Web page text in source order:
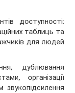
доступності:
таблиць та
для людей
дублювання
організації
звукопідсилення